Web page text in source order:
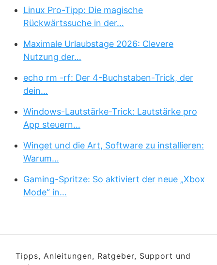
Linux Pro-Tipp: Die magische
Rückwärtssuche in der…
Maximale Urlaubstage 2026: Clevere
Nutzung der…
echo rm -rf: Der 4-Buchstaben-Trick, der
dein…
Windows-Lautstärke-Trick: Lautstärke pro
App steuern…
Winget und die Art, Software zu installieren:
Warum…
Gaming-Spritze: So aktiviert der neue „Xbox
Mode“ in…
Tipps, Anleitungen, Ratgeber, Support und